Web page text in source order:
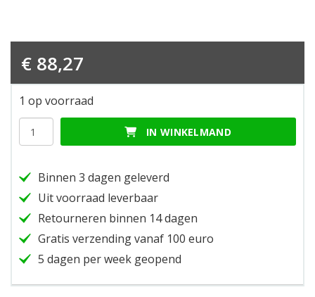
€ 88,27
1 op voorraad
Ducatiana
sweatshirt
xl
hoeveelheid
IN WINKELMAND
Binnen 3 dagen geleverd
Uit voorraad leverbaar
Retourneren binnen 14 dagen
Gratis verzending vanaf 100 euro
5 dagen per week geopend